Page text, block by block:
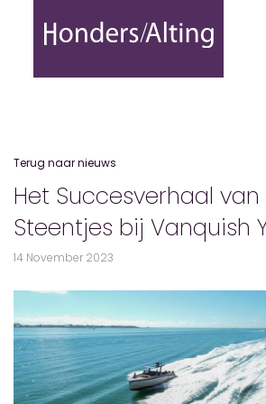
Jacht Kopen? Ontdek
Terug naar nieuws
Het Succesverhaal van
Steentjes bij Vanquish
14 November 2023